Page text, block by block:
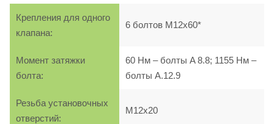
Крепления для одного
клапана:
6 болтов M12х60*
Момент затяжки
болта:
60 Нм – болты A 8.8; 1155 Нм –
болты A.12.9
Резьба установочных
отверстий:
M12х20